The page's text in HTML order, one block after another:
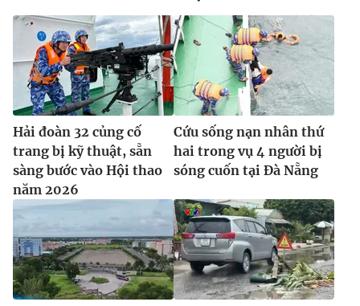
Hải đoàn 32 củng cố
trang bị kỹ thuật, sẵn
sàng bước vào Hội thao
năm 2026
Cứu sống nạn nhân thứ
hai trong vụ 4 người bị
sóng cuốn tại Đà Nẵng